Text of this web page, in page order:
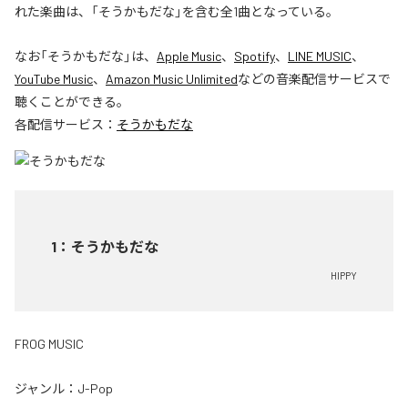
れた楽曲は、「そうかもだな」を含む全1曲となっている。
なお「そうかもだな 」は、 Apple Music、 Spotify、 LINE MUSIC、
YouTube Music、 Amazon Music Unlimitedなどの音楽配信サービスで
聴くことができる。
各配信サービス： そうかもだな
1 ： そうかもだな
HIPPY
FROG MUSIC
ジャンル： J-Pop